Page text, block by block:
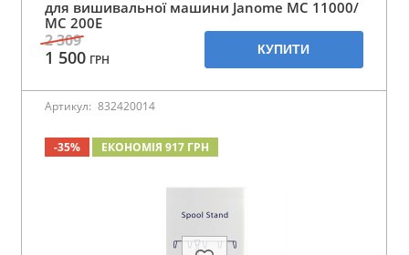
для вишивальної машини Janome MC 11000/
MC 200E
2 309
1 500 ГРН
КУПИТИ
Артикул: 832420014
-35% ЕКОНОМІЯ 917 ГРН